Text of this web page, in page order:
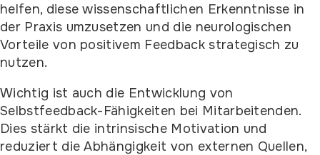
helfen, diese wissenschaftlichen Erkenntnisse in
der Praxis umzusetzen und die neurologischen
Vorteile von positivem Feedback strategisch zu
nutzen.
Wichtig ist auch die Entwicklung von
Selbstfeedback-Fähigkeiten bei Mitarbeitenden.
Dies stärkt die intrinsische Motivation und
reduziert die Abhängigkeit von externen Quellen,